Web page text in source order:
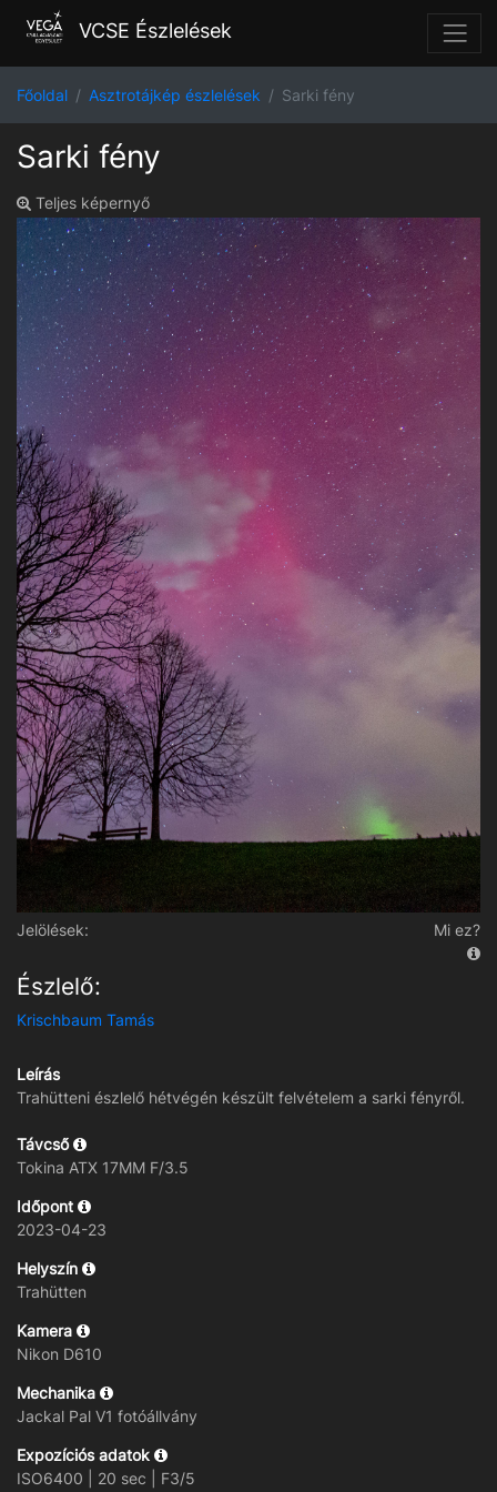
VCSE Észlelések
Főoldal Asztrotájkép észlelések Sarki fény
Sarki fény
Teljes képernyő
Jelölések: Mi ez?
Észlelő:
Krischbaum Tamás
Leírás
Trahütteni észlelő hétvégén készült felvételem a sarki fényről.
Távcső
Tokina ATX 17MM F/3.5
Időpont
2023-04-23
Helyszín
Trahütten
Kamera
Nikon D610
Mechanika
Jackal Pal V1 fotóállvány
Expozíciós adatok
ISO6400 | 20 sec | F3/5